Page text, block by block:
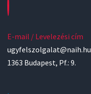
E-mail / Levelezési cím
ugyfelszolgalat@naih.hu
1363 Budapest, Pf.: 9.